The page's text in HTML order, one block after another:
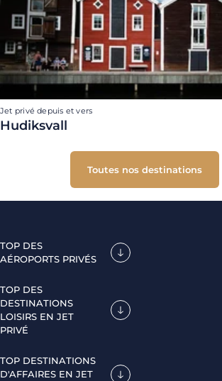
Jet privé depuis et vers
Hudiksvall
Toutes nos destinations
TOP DES
AÉROPORTS PRIVÉS
TOP DES
DESTINATIONS
LOISIRS EN JET
PRIVÉ
TOP DESTINATIONS
D'AFFAIRES EN JET